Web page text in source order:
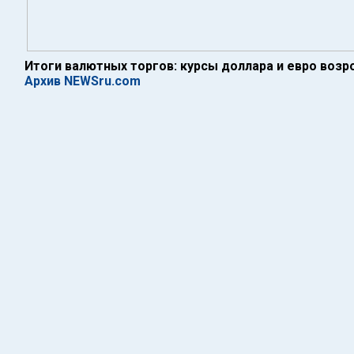
Итоги валютных торгов: курсы доллара и евро
Архив NEWSru.com